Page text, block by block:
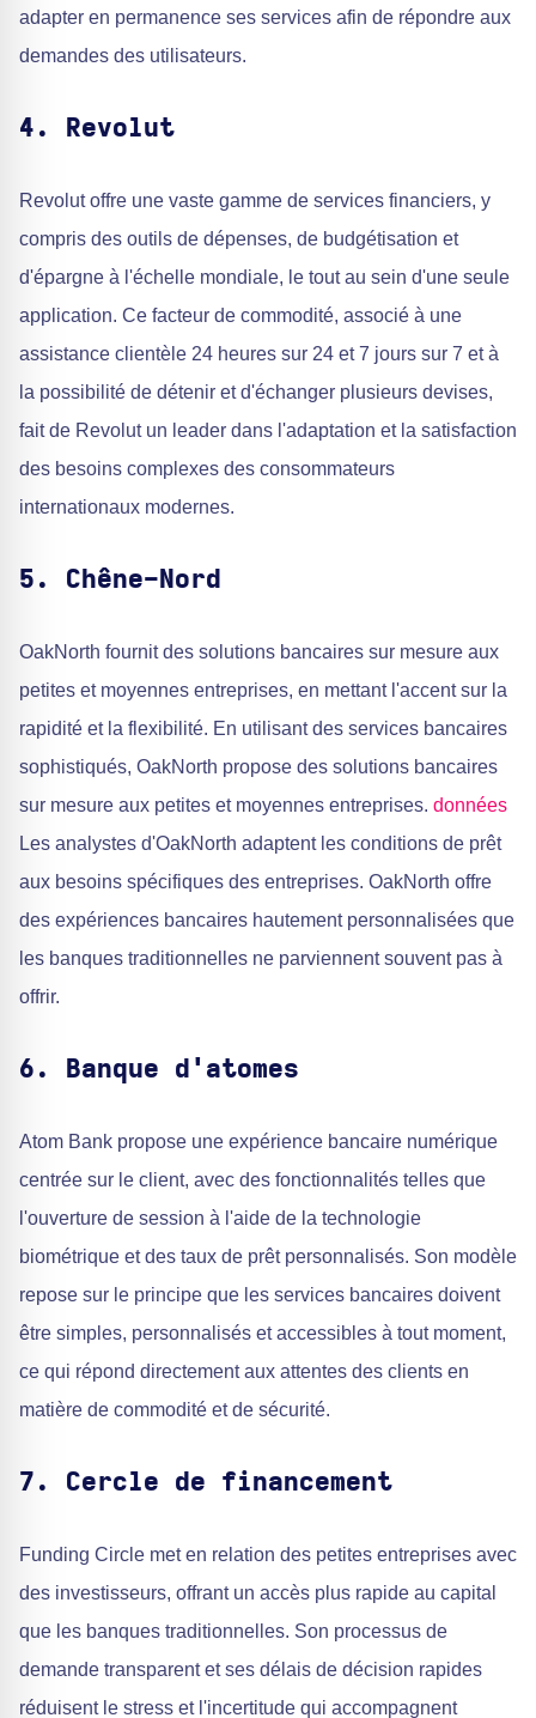
adapter en permanence ses services afin de répondre aux
demandes des utilisateurs.
4. Revolut
Revolut offre une vaste gamme de services financiers, y
compris des outils de dépenses, de budgétisation et
d'épargne à l'échelle mondiale, le tout au sein d'une seule
application. Ce facteur de commodité, associé à une
assistance clientèle 24 heures sur 24 et 7 jours sur 7 et à
la possibilité de détenir et d'échanger plusieurs devises,
fait de Revolut un leader dans l'adaptation et la satisfaction
des besoins complexes des consommateurs
internationaux modernes.
5. Chêne-Nord
OakNorth fournit des solutions bancaires sur mesure aux
petites et moyennes entreprises, en mettant l'accent sur la
rapidité et la flexibilité. En utilisant des services bancaires
sophistiqués, OakNorth propose des solutions bancaires
sur mesure aux petites et moyennes entreprises. données
Les analystes d'OakNorth adaptent les conditions de prêt
aux besoins spécifiques des entreprises. OakNorth offre
des expériences bancaires hautement personnalisées que
les banques traditionnelles ne parviennent souvent pas à
offrir.
6. Banque d'atomes
Atom Bank propose une expérience bancaire numérique
centrée sur le client, avec des fonctionnalités telles que
l'ouverture de session à l'aide de la technologie
biométrique et des taux de prêt personnalisés. Son modèle
repose sur le principe que les services bancaires doivent
être simples, personnalisés et accessibles à tout moment,
ce qui répond directement aux attentes des clients en
matière de commodité et de sécurité.
7. Cercle de financement
Funding Circle met en relation des petites entreprises avec
des investisseurs, offrant un accès plus rapide au capital
que les banques traditionnelles. Son processus de
demande transparent et ses délais de décision rapides
réduisent le stress et l'incertitude qui accompagnent